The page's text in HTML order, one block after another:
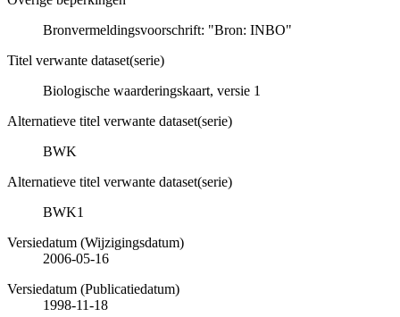
Bronvermeldingsvoorschrift: "Bron: INBO"
Titel verwante dataset(serie)
Biologische waarderingskaart, versie 1
Alternatieve titel verwante dataset(serie)
BWK
Alternatieve titel verwante dataset(serie)
BWK1
Versiedatum (Wijzigingsdatum)
2006-05-16
Versiedatum (Publicatiedatum)
1998-11-18